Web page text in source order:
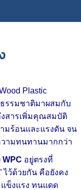
Plastic
ธรรมชาติมาผสมกับ
งสารเพิ่มคุณสมบัติ
มร้อนและแรงดัน จน
ามทนทานมากกว่า
WPC อยู่ตรงที่
ไว้ด้วยกัน คือยังคง
ข็งแรง ทนแดด